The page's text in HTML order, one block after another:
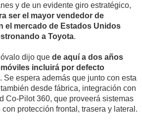
y de un evidente giro estratégico,
ser el mayor vendedor de
el mercado de Estados Unidos
a Toyota.
dijo que de aquí a dos años
incluirá por defecto
. Se espera además que junto con esta
desde fábrica, integración con
Co-Pilot 360, que proveerá sistemas
protección frontal, trasera y lateral.